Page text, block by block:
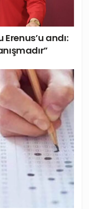
Erenus’u andı: